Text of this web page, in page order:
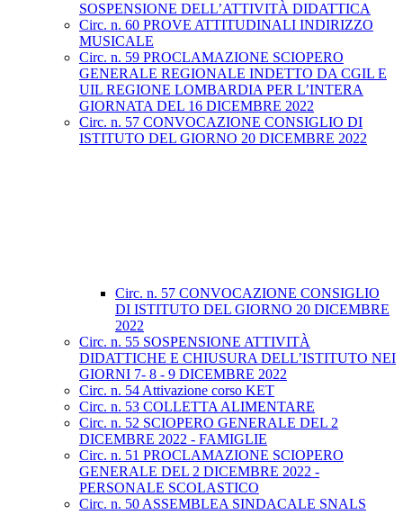
SOSPENSIONE DELL’ATTIVITÀ DIDATTICA
Circ. n. 60 PROVE ATTITUDINALI INDIRIZZO
MUSICALE
Circ. n. 59 PROCLAMAZIONE SCIOPERO
GENERALE REGIONALE INDETTO DA CGIL E
UIL REGIONE LOMBARDIA PER L’INTERA
GIORNATA DEL 16 DICEMBRE 2022
Circ. n. 57 CONVOCAZIONE CONSIGLIO DI
ISTITUTO DEL GIORNO 20 DICEMBRE 2022
Circ. n. 57 CONVOCAZIONE CONSIGLIO
DI ISTITUTO DEL GIORNO 20 DICEMBRE
2022
Circ. n. 55 SOSPENSIONE ATTIVITÀ
DIDATTICHE E CHIUSURA DELL’ISTITUTO NEI
GIORNI 7- 8 - 9 DICEMBRE 2022
Circ. n. 54 Attivazione corso KET
Circ. n. 53 COLLETTA ALIMENTARE
Circ. n. 52 SCIOPERO GENERALE DEL 2
DICEMBRE 2022 - FAMIGLIE
Circ. n. 51 PROCLAMAZIONE SCIOPERO
GENERALE DEL 2 DICEMBRE 2022 -
PERSONALE SCOLASTICO
Circ. n. 50 ASSEMBLEA SINDACALE SNALS